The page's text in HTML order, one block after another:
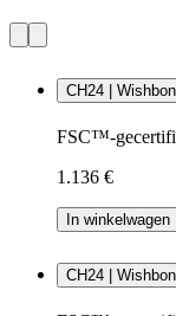
CH24 |
FSC™-
1.136 €
In winkelwagen
CH24 |